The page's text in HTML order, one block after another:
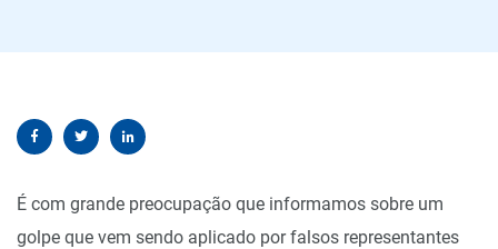
É com grande preocupação que informamos sobre um
golpe que vem sendo aplicado por falsos representantes